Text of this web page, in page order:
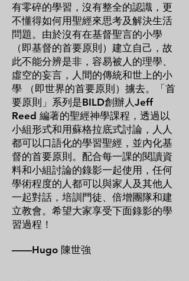
有零碎的學習，沒有整全的認識，更
不懂得如何用聖經來思考及解決生活
問題。由於沒有在基督聖言的小學
（即基督的首要原則）建立自己，故
此不能分辨是非，容易被人的理學、
虛空的妄言，人間的傳統和世上的小
學 （即世界的首要原則）擄去。「首
要原則」系列是BILD創辦人Jeff
Reed 編著的聖經神學課程，透過以
小組形式和用蘇格拉底式討論，人人
都可以口語化的學習聖經，並內化基
督的首要原則。配合每一課的閱讀資
料和小組討論的錄影一起使用，任何
學術程度的人都可以與家人及其他人
一起對話，培訓門徒、倍增團隊和建
立教會。希望大家享受下面錄影的學
習過程！
——Hugo 陳世強